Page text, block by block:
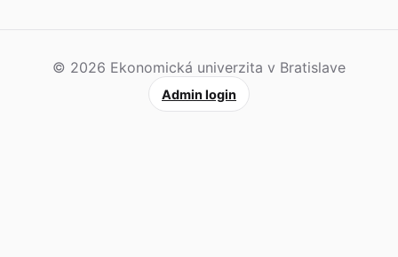
© 2026 Ekonomická univerzita v Bratislave
Admin login